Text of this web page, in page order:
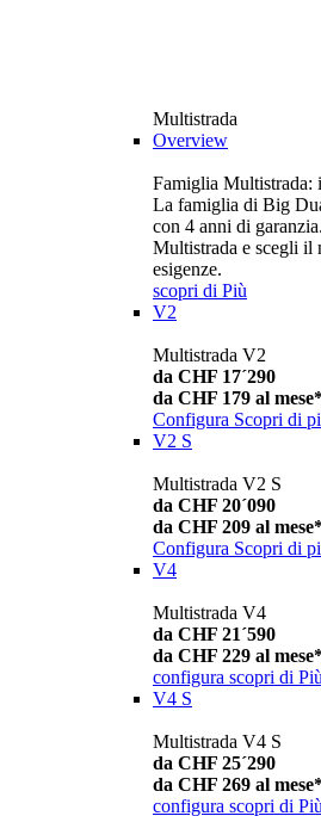
Multistrada
Overview
Famiglia Multistrada:
La famiglia di Big
con 4 anni di
Multistrada e scegli il
esigenze.
scopri di Più
V2
Multistrada V2
da CHF 17´290
da CHF 179 al
Configura Scopri di
V2 S
Multistrada V2 S
da CHF 20´090
da CHF 209 al
Configura Scopri di
V4
Multistrada V4
da CHF 21´590
da CHF 229 al
configura scopri di Più
V4 S
Multistrada V4 S
da CHF 25´290
da CHF 269 al
configura scopri di Più